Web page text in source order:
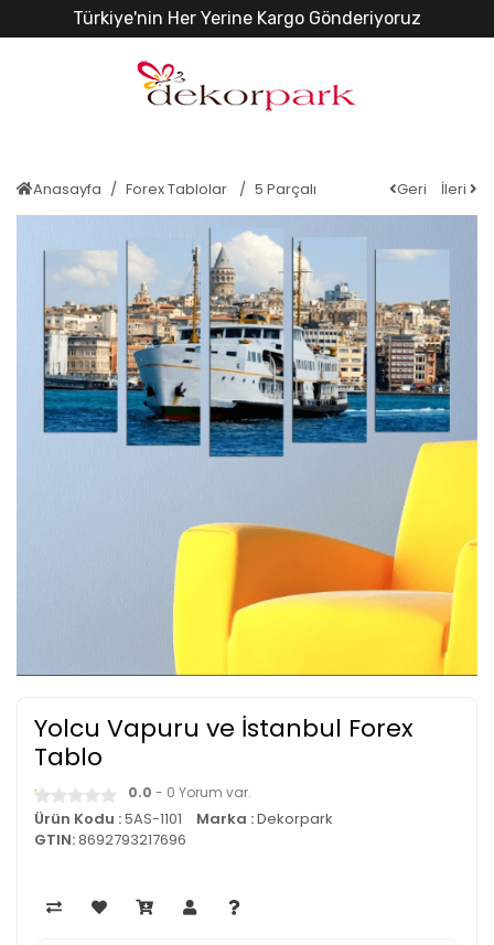
Türkiye'nin Her Yerine Kargo Gönderiyoruz
Anasayfa Forex Tablolar 5 Parçalı Geri İleri
Yolcu Vapuru ve İstanbul Forex
Tablo
0.0 - 0 Yorum var.
Ürün Kodu :5AS-1101 Marka :Dekorpark
GTIN:8692793217696